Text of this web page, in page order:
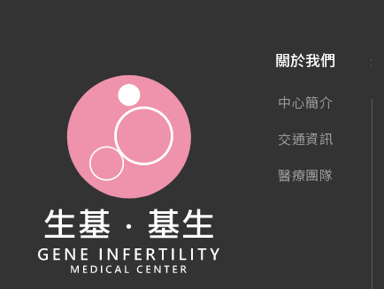
關於我們
中心簡介
交通資訊
醫療團隊